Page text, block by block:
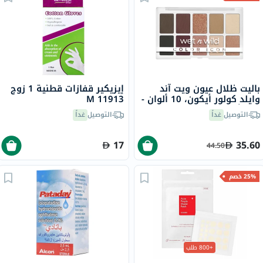
باليت ظلال عيون ويت آند
وايلد كولور أيكون، 10 ألوان -
نيود أوكينينغ
التوصيلغداً
35.60
44.50
إيزيكير قفازات قطنية 1 زوج
M 11913
التوصيلغداً
17
25% خصم
+800 طلب